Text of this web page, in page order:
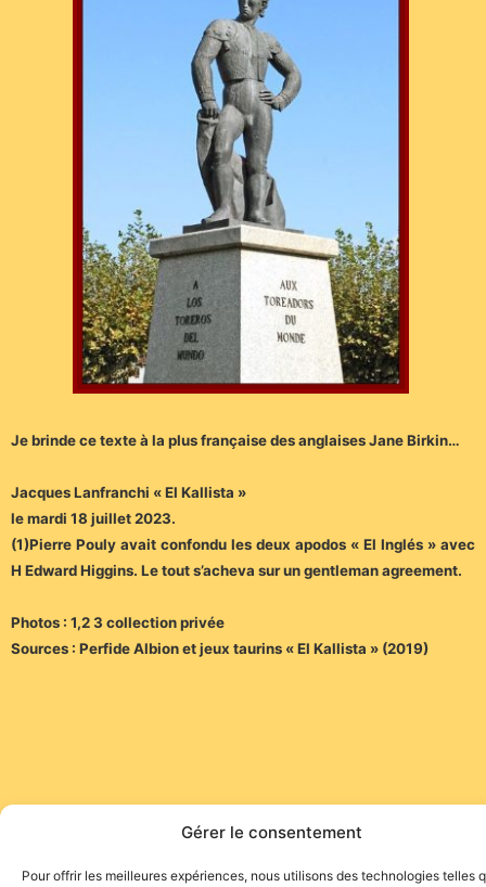
Gérer le consentement
Pour offrir les meilleures expériences, nous utilisons des technologies telles
Je brinde ce texte à la plus française des anglaises Jane Birkin…
Jacques Lanfranchi « El Kallista »
le mardi 18 juillet 2023.
(1)Pierre Pouly avait confondu les deux apodos « El Inglés » avec
H Edward Higgins. Le tout s’acheva sur un gentleman agreement.
Photos : 1,2 3 collection privée
Sources : Perfide Albion et jeux taurins « El Kallista » (2019)